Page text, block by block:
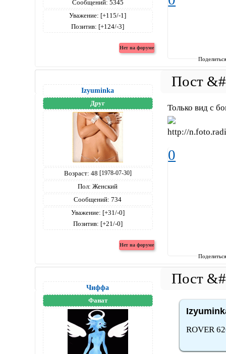
Сообщений: 5345
Уважение: [+115/-1]
Позитив: [+124/-3]
Izyuminka
Друг
Возраст: 48 [1978-07-30]
Пол: Женский
Сообщений: 734
Уважение: [+31/-0]
Позитив: [+21/-0]
Только вид с
0
Чиффа
Фанат
ROVER